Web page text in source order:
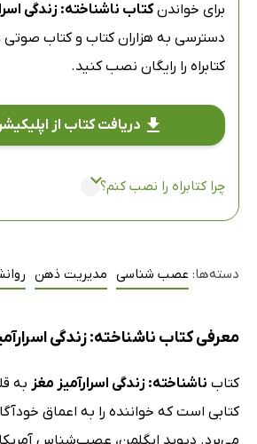
برای خواندنکتاب ناشناخته: زندگی
دسترسی به هزاران کتاب و کتاب صوتی
کتابراه را رایگان نصب کنید.
دریافت کتاب از
چرا کتابراه را نصب کنم؟
دسته‌ها: عصب شناسی مدیریت ذهن
معرفی کتاب ناشناخته: زندگی
کتاب ناشناخته: زندگی اسرارآمیز مغز به
کتابی است که خواننده را به اعماق
می‌برد. دیوید ایگلمن، عصب‌شناس